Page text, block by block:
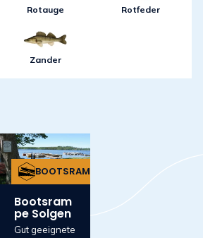
Rotauge Rotfeder
Zander
BOOTSRAMPE
Bootsram
pe Solgen
Gut geeignete